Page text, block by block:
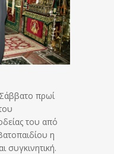
πρωί
του από
η
συγκινητική.